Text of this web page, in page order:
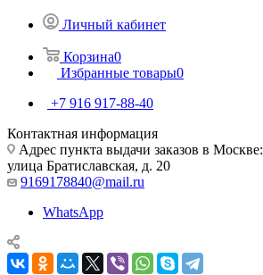
Личный кабинет
Корзина0
Избранные товары0
+7 916 917-88-40
Контактная информация
Адрес пункта выдачи заказов в Москве:
улица Братиславская, д. 20
9169178840@mail.ru
WhatsApp